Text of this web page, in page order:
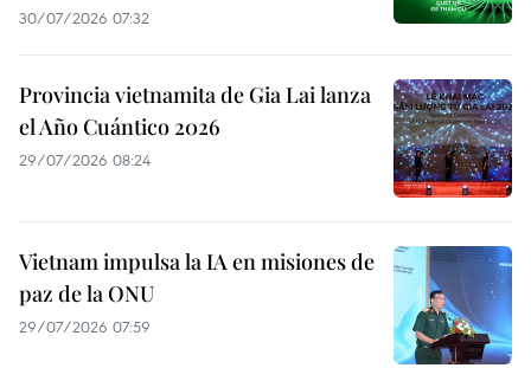
30/07/2026 07:32
Provincia vietnamita de Gia Lai lanza
el Año Cuántico 2026
29/07/2026 08:24
Vietnam impulsa la IA en misiones de
paz de la ONU
29/07/2026 07:59